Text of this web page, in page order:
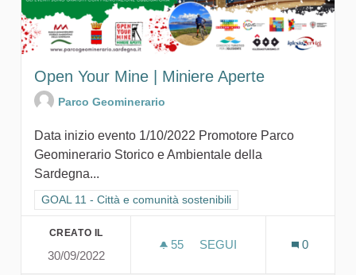
Open Your Mine | Miniere Aperte
Parco Geominerario
Data inizio evento 1/10/2022 Promotore Parco
Geominerario Storico e Ambientale della
Sardegna...
Filtra i risultati per categoria: GOAL 11 - Città e comunità
GOAL 11 - Città e comunità sostenibili
CREATO IL
30/09/2022
55 55 SOSTENITORI
SEGUI
0